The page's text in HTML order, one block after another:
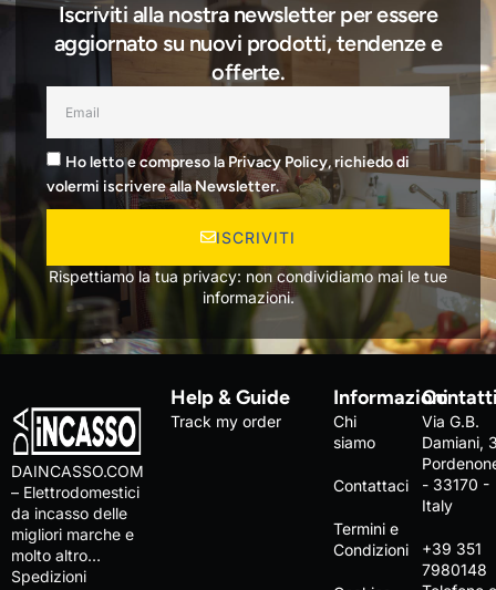
Iscriviti alla nostra newsletter per essere
aggiornato su nuovi prodotti, tendenze e
offerte.
Ho letto e compreso la Privacy Policy, richiedo di
volermi iscrivere alla Newsletter.
ISCRIVITI
Rispettiamo la tua privacy: non condividiamo mai le tue
informazioni.
DAINCASSO.COM
– Elettrodomestici
da incasso delle
migliori marche e
molto altro…
Spedizioni
Help & Guide
Track my order
Informazioni
Chi
siamo
Contattaci
Termini e
Condizioni
Via G.B.
Damiani,
- 33170 -
Italy
+39 351
7980148